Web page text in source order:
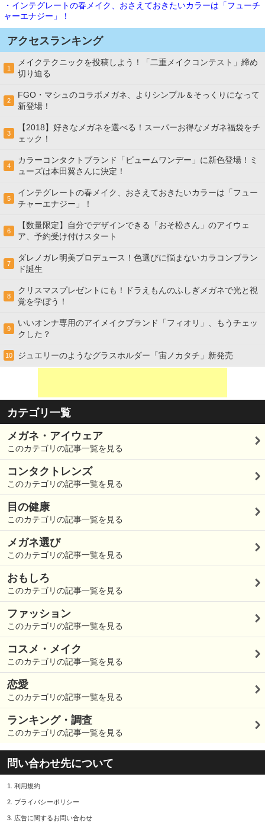
・インテグレートの春メイク、おさえておきたいカラーは「フューチ
ャーエナジー」！
アクセスランキング
1
メイクテクニックを投稿しよう！「二重メイクコンテスト」締め
切り迫る
2
FGO・マシュのコラボメガネ、よりシンプル＆そっくりになって
新登場！
3
【2018】好きなメガネを選べる！スーパーお得なメガネ福袋をチ
ェック！
4
カラーコンタクトブランド「ビュームワンデー」に新色登場！ミ
ューズは本田翼さんに決定！
5
インテグレートの春メイク、おさえておきたいカラーは「フュー
チャーエナジー」！
6
【数量限定】自分でデザインできる「おそ松さん」のアイウェ
ア、予約受け付けスタート
7
ダレノガレ明美プロデュース！色選びに悩まないカラコンブラン
ド誕生
8
クリスマスプレゼントにも！ドラえもんのふしぎメガネで光と視
覚を学ぼう！
9
いいオンナ専用のアイメイクブランド「フィオリ」、もうチェッ
クした？
10 ジュエリーのようなグラスホルダー「宙ノカタチ」新発売
カテゴリ一覧
メガネ・アイウェア
このカテゴリの記事一覧を見る
コンタクトレンズ
このカテゴリの記事一覧を見る
目の健康
このカテゴリの記事一覧を見る
メガネ選び
このカテゴリの記事一覧を見る
おもしろ
このカテゴリの記事一覧を見る
ファッション
このカテゴリの記事一覧を見る
コスメ・メイク
このカテゴリの記事一覧を見る
恋愛
このカテゴリの記事一覧を見る
ランキング・調査
このカテゴリの記事一覧を見る
問い合わせ先について
1. 利用規約
2. プライバシーポリシー
3. 広告に関するお問い合わせ